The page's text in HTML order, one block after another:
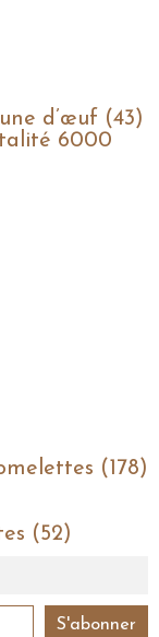
d’œuf (43)
6000
(178)
(52)